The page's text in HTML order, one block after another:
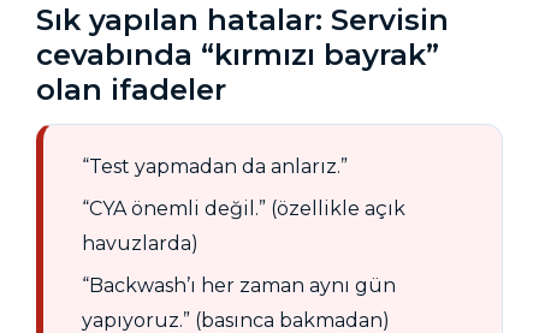
Sık yapılan hatalar: Servisin
cevabında “kırmızı bayrak”
olan ifadeler
“Test yapmadan da anlarız.”
“CYA önemli değil.” (özellikle açık
havuzlarda)
“Backwash’ı her zaman aynı gün
yapıyoruz.” (basınca bakmadan)